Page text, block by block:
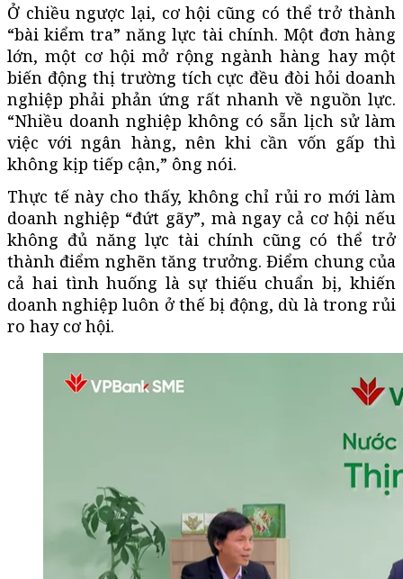
Ở chiều ngược lại, cơ hội cũng có thể trở thành
“bài kiểm tra” năng lực tài chính. Một đơn hàng
lớn, một cơ hội mở rộng ngành hàng hay một
biến động thị trường tích cực đều đòi hỏi doanh
nghiệp phải phản ứng rất nhanh về nguồn lực.
“Nhiều doanh nghiệp không có sẵn lịch sử làm
việc với ngân hàng, nên khi cần vốn gấp thì
không kịp tiếp cận,” ông nói.
Thực tế này cho thấy, không chỉ rủi ro mới làm
doanh nghiệp “đứt gãy”, mà ngay cả cơ hội nếu
không đủ năng lực tài chính cũng có thể trở
thành điểm nghẽn tăng trưởng. Điểm chung của
cả hai tình huống là sự thiếu chuẩn bị, khiến
doanh nghiệp luôn ở thế bị động, dù là trong rủi
ro hay cơ hội.